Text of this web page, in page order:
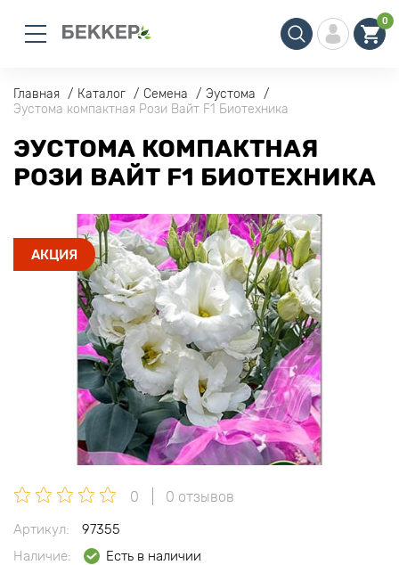
0
Главная Каталог Семена
Эустома
Эустома компактная Рози Вайт F1 Биотехника
ЭУСТОМА КОМПАКТНАЯ
РОЗИ ВАЙТ F1 БИОТЕХНИКА
АКЦИЯ
0 0 отзывов
Артикул:
97355
Наличие:
Есть в наличии